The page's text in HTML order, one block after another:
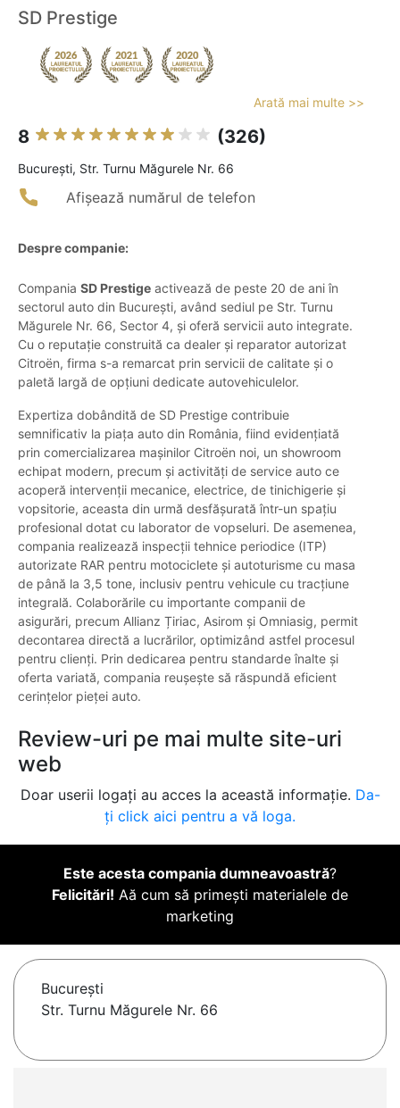
SD Prestige
Arată mai multe >>
8 (326)
Bucureşti, Str. Turnu Măgurele Nr. 66
Afișează numărul de telefon
Despre companie:
Compania SD Prestige activează de peste 20 de ani în
sectorul auto din București, având sediul pe Str. Turnu
Măgurele Nr. 66, Sector 4, și oferă servicii auto integrate.
Cu o reputație construită ca dealer și reparator autorizat
Citroën, firma s-a remarcat prin servicii de calitate și o
paletă largă de opțiuni dedicate autovehiculelor.
Expertiza dobândită de SD Prestige contribuie
semnificativ la piața auto din România, fiind evidențiată
prin comercializarea maşinilor Citroën noi, un showroom
echipat modern, precum şi activități de service auto ce
acoperă intervenții mecanice, electrice, de tinichigerie și
vopsitorie, aceasta din urmă desfășurată într-un spațiu
profesional dotat cu laborator de vopseluri. De asemenea,
compania realizează inspecții tehnice periodice (ITP)
autorizate RAR pentru motociclete şi autoturisme cu masa
de până la 3,5 tone, inclusiv pentru vehicule cu tracțiune
integrală. Colaborările cu importante companii de
asigurări, precum Allianz Țiriac, Asirom și Omniasig, permit
decontarea directă a lucrărilor, optimizând astfel procesul
pentru clienţi. Prin dedicarea pentru standarde înalte și
oferta variată, compania reuşeşte să răspundă eficient
cerințelor pieței auto.
Review-uri pe mai multe site-uri
web
Doar userii logați au acces la această informație. Da-
ți click aici pentru a vă loga.
Este acesta compania dumneavoastră?
Felicitări! Aă cum să primești materialele de
marketing
Bucureşti
Str. Turnu Măgurele Nr. 66